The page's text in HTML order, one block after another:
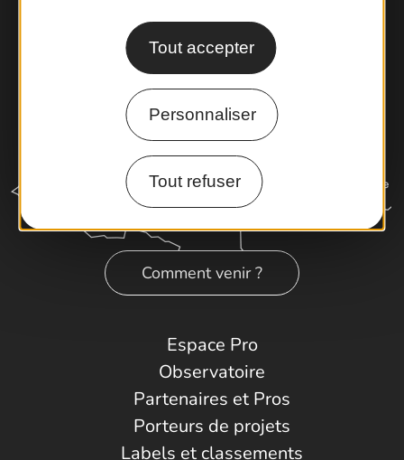
Tout accepter
Personnaliser
Tout refuser
Comment venir ?
Espace Pro
Observatoire
Partenaires et Pros
Porteurs de projets
Labels et classements